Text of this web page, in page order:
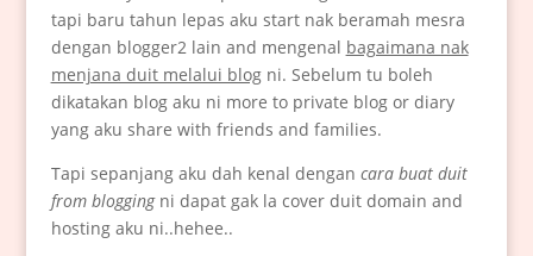
tapi baru tahun lepas aku start nak beramah mesra
dengan blogger2 lain and mengenal bagaimana nak
menjana duit melalui blogni. Sebelum tu boleh
dikatakan blog aku ni more to private blog or diary
yang aku share with friends and families.
Tapi sepanjang aku dah kenal dengan cara buat duit
from bloggingni dapat gak la cover duit domain and
hosting aku ni..hehee..